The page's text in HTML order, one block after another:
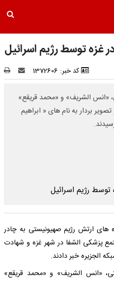
غزه توسط رژیم اسرائیل
کد خبر: 1372606
«انس الشریف» و «محمد قریقع»
بردار به نام های « ابراهیم
های ارتش رژیم صهیونیستی به چادر
پزشکی الشفا در شهر غزه و شهادت
الجزیره خبر دادند.
«انس الشریف» و «محمد قریقع»